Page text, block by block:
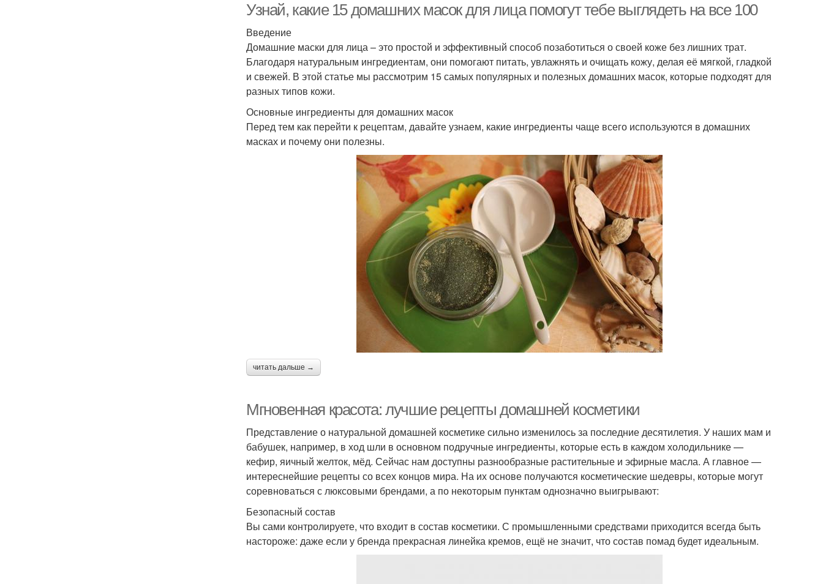
Узнай, какие 15 домашних масок для лица помогут тебе выглядеть на все 100
Введение
Домашние маски для лица – это простой и эффективный способ позаботиться о своей коже без лишних трат.
Благодаря натуральным ингредиентам, они помогают питать, увлажнять и очищать кожу, делая её мягкой, гладкой
и свежей. В этой статье мы рассмотрим 15 самых популярных и полезных домашних масок, которые подходят для
разных типов кожи.
Основные ингредиенты для домашних масок
Перед тем как перейти к рецептам, давайте узнаем, какие ингредиенты чаще всего используются в домашних
масках и почему они полезны.
читать дальше →
Мгновенная красота: лучшие рецепты домашней косметики
Представление о натуральной домашней косметике сильно изменилось за последние десятилетия. У наших мам и
бабушек, например, в ход шли в основном подручные ингредиенты, которые есть в каждом холодильнике —
кефир, яичный желток, мёд. Сейчас нам доступны разнообразные растительные и эфирные масла. А главное —
интереснейшие рецепты со всех концов мира. На их основе получаются косметические шедевры, которые могут
соревноваться с люксовыми брендами, а по некоторым пунктам однозначно выигрывают:
Безопасный состав
Вы сами контролируете, что входит в состав косметики. С промышленными средствами приходится всегда быть
настороже: даже если у бренда прекрасная линейка кремов, ещё не значит, что состав помад будет идеальным.